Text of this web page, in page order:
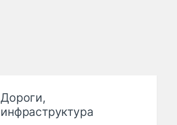
Дороги,
инфраструктура